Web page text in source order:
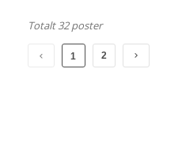
Totalt 32 poster
1 2